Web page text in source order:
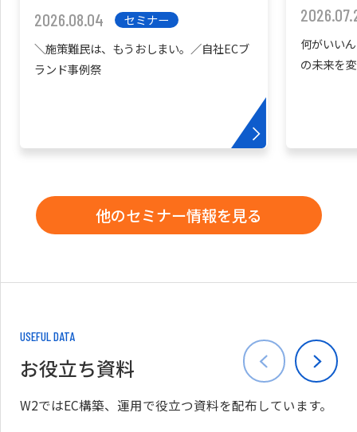
2026.08.04
セミナー
＼施策難民は、もうおしまい。／自社ECブ
ランド事例祭
何がいい
の未来を
他のセミナー情報を見る
USEFUL DATA
お役立ち資料
W2ではEC構築、運用で役立つ資料を配布しています。